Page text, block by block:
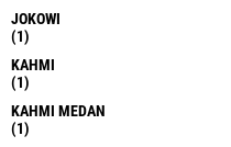
JOKOWI
(1)
KAHMI
(1)
KAHMI MEDAN
(1)